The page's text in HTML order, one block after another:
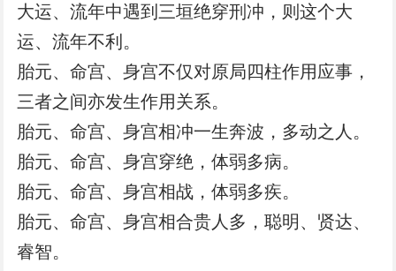
大运、流年中遇到三垣绝穿刑冲，则这个大
运、流年不利。
胎元、命宫、身宫不仅对原局四柱作用应事，
三者之间亦发生作用关系。
胎元、命宫、身宫相冲一生奔波，多动之人。
胎元、命宫、身宫穿绝，体弱多病。
胎元、命宫、身宫相战，体弱多疾。
胎元、命宫、身宫相合贵人多，聪明、贤达、
睿智。